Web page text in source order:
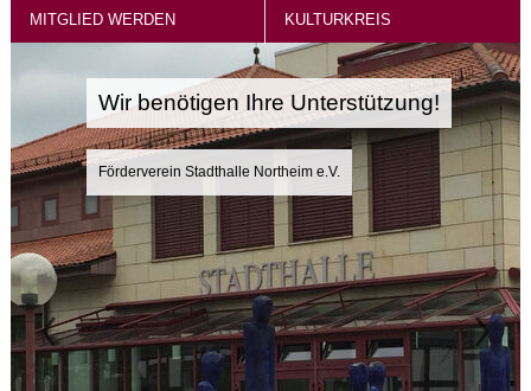
MITGLIED WERDEN KULTURKREIS
Wir benötigen Ihre Unterstützung!
Förderverein Stadthalle Northeim e.V.